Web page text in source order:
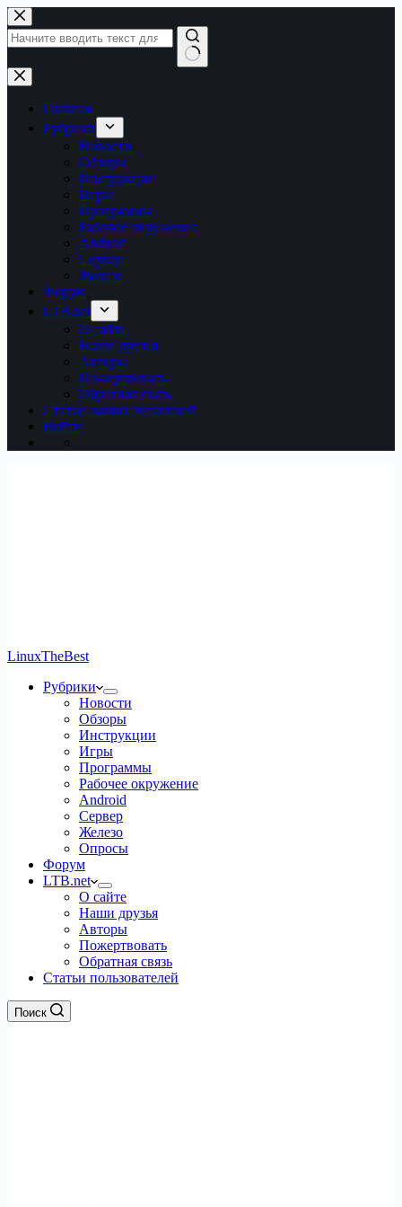
Перейти
к
сути
Ничего
не
найденоГлавная
Рубрики
Новости
Обзоры
Инструкции
Игры
Программы
Рабочее окружение
Android
Сервер
Железо
Форум
LTB.net
О сайте
Наши друзья
Авторы
Пожертвовать
Обратная связь
Статьи наших читателей
Войти
LinuxTheBest
Рубрики
Новости
Обзоры
Инструкции
Игры
Программы
Рабочее окружение
Android
Сервер
Железо
Опросы
Форум
LTB.net
О сайте
Наши друзья
Авторы
Пожертвовать
Обратная связь
Статьи пользователей
Поиск